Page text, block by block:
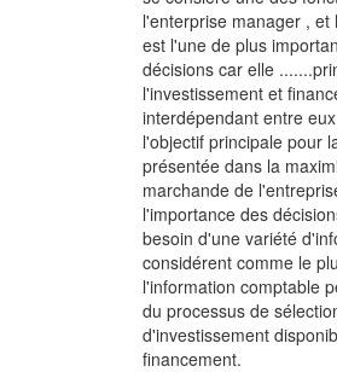
l'enterprise manager ,
est l'une de plus
décisions car elle
l'investissement et
interdépendant entre
l'objectif principale pour
présentée dans la
marchande de
l'importance des
besoin d'une variété
considérent comme le
l'information comptable
du processus de
d'investissement
financement.